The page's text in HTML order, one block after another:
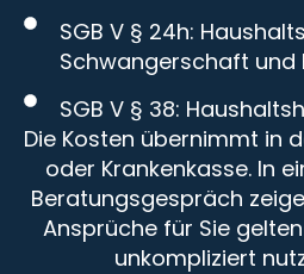
SGB V § 24h:
Schwangerschaft und
SGB V § 38:
Die Kosten übernimmt in
oder Krankenkasse. In
Beratungsgespräch
Ansprüche für Sie
unkompliziert